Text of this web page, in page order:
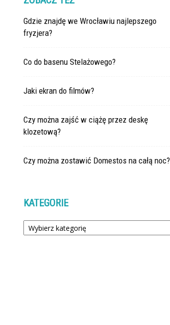
Gdzie znajdę we Wrocławiu najlepszego
fryzjera?
Co do basenu Stelażowego?
Jaki ekran do filmów?
Czy można zajść w ciążę przez deskę
klozetową?
Czy można zostawić Domestos na całą noc?
KATEGORIE
Kategorie